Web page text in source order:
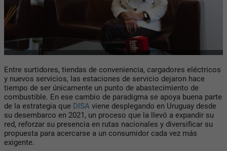
Entre surtidores, tiendas de conveniencia, cargadores eléctricos
y nuevos servicios, las estaciones de servicio dejaron hace
tiempo de ser únicamente un punto de abastecimiento de
combustible. En ese cambio de paradigma se apoya buena parte
de la estrategia que DISA viene desplegando en Uruguay desde
su desembarco en 2021, un proceso que la llevó a expandir su
red, reforzar su presencia en rutas nacionales y diversificar su
propuesta para acercarse a un consumidor cada vez más
exigente.